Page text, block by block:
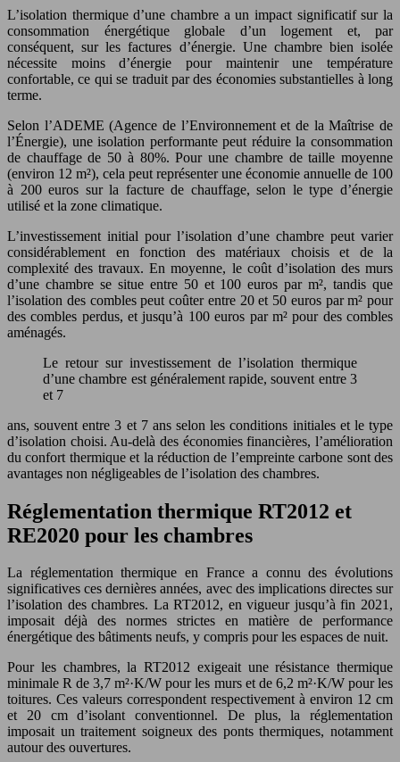
L’isolation thermique d’une chambre a un impact significatif sur la
consommation énergétique globale d’un logement et, par
conséquent, sur les factures d’énergie. Une chambre bien isolée
nécessite moins d’énergie pour maintenir une température
confortable, ce qui se traduit par des économies substantielles à long
terme.
Selon l’ADEME (Agence de l’Environnement et de la Maîtrise de
l’Énergie), une isolation performante peut réduire la consommation
de chauffage de 50 à 80%. Pour une chambre de taille moyenne
(environ 12 m²), cela peut représenter une économie annuelle de 100
à 200 euros sur la facture de chauffage, selon le type d’énergie
utilisé et la zone climatique.
L’investissement initial pour l’isolation d’une chambre peut varier
considérablement en fonction des matériaux choisis et de la
complexité des travaux. En moyenne, le coût d’isolation des murs
d’une chambre se situe entre 50 et 100 euros par m², tandis que
l’isolation des combles peut coûter entre 20 et 50 euros par m² pour
des combles perdus, et jusqu’à 100 euros par m² pour des combles
aménagés.
Le retour sur investissement de l’isolation thermique
d’une chambre est généralement rapide, souvent entre 3
et 7
ans, souvent entre 3 et 7 ans selon les conditions initiales et le type
d’isolation choisi. Au-delà des économies financières, l’amélioration
du confort thermique et la réduction de l’empreinte carbone sont des
avantages non négligeables de l’isolation des chambres.
Réglementation thermique RT2012 et
RE2020 pour les chambres
La réglementation thermique en France a connu des évolutions
significatives ces dernières années, avec des implications directes sur
l’isolation des chambres. La RT2012, en vigueur jusqu’à fin 2021,
imposait déjà des normes strictes en matière de performance
énergétique des bâtiments neufs, y compris pour les espaces de nuit.
Pour les chambres, la RT2012 exigeait une résistance thermique
minimale R de 3,7 m²·K/W pour les murs et de 6,2 m²·K/W pour les
toitures. Ces valeurs correspondent respectivement à environ 12 cm
et 20 cm d’isolant conventionnel. De plus, la réglementation
imposait un traitement soigneux des ponts thermiques, notamment
autour des ouvertures.